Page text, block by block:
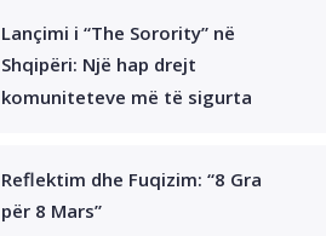
Lançimi i “The Sorority” në
Shqipëri: Një hap drejt
komuniteteve më të sigurta
Reflektim dhe Fuqizim: “8 Gra
për 8 Mars”